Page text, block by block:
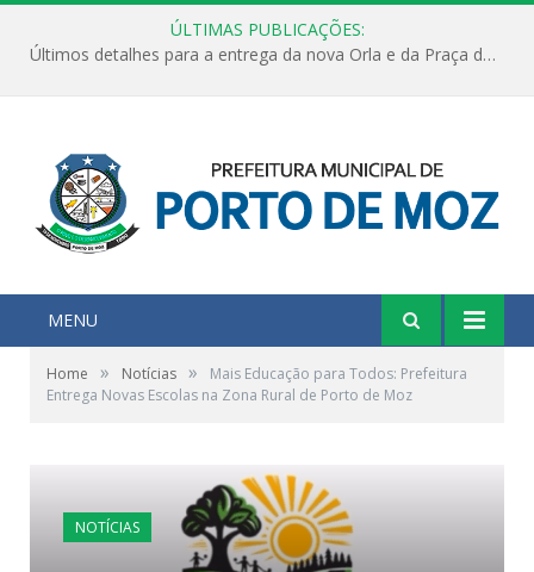
ÚLTIMAS PUBLICAÇÕES:
Últimos detalhes para a entrega da nova Orla e da Praça do Praião
MENU
Home » Notícias »
Mais Educação para Todos: Prefeitura
Entrega Novas Escolas na Zona Rural de Porto de Moz
NOTÍCIAS